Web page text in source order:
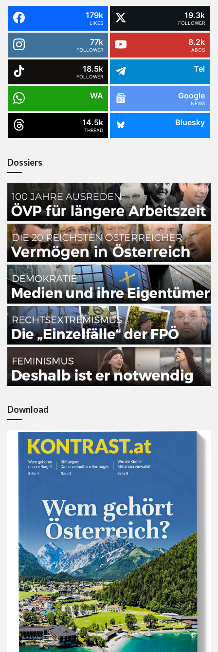
179k
LIKES
19.3k
FOLLOWER
77k
FOLLOWER
8.2k
ABOS
18.5k
FOLLOWER
Tel
WA Google
NEWS
14.5k
THREAD
Bluesky
Dossiers
Download